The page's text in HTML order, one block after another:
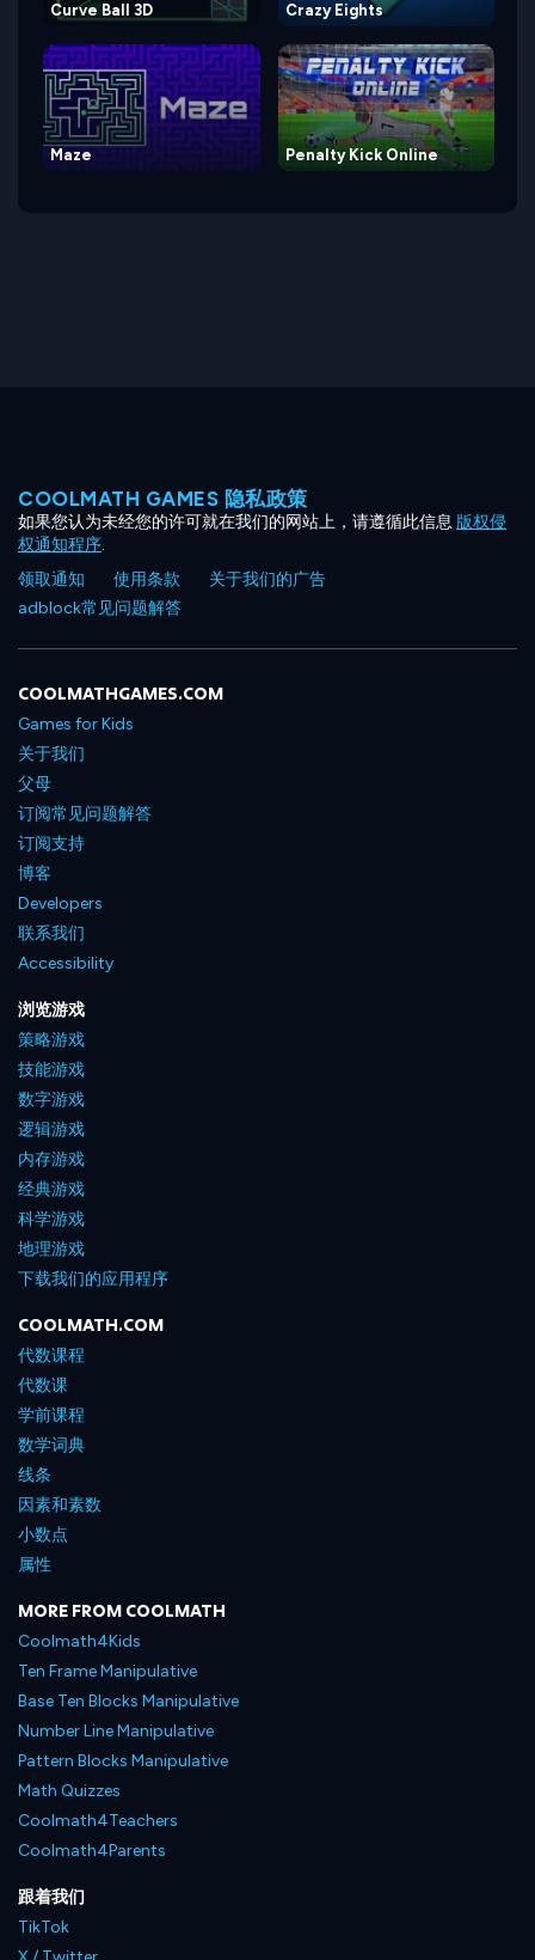
Curve Ball 3D Crazy Eights
Maze Penalty Kick Online
COOLMATH GAMES 隐私政策
如果您认为未经您的许可就在我们的网站上，请遵循此信息版权侵
权通知程序.
领取通知
使用条款
关于我们的广告
adblock常见问题解答
COOLMATHGAMES.COM
Games for Kids
关于我们
父母
订阅常见问题解答
订阅支持
博客
Developers
联系我们
Accessibility
浏览游戏
策略游戏
技能游戏
数字游戏
逻辑游戏
内存游戏
经典游戏
科学游戏
地理游戏
下载我们的应用程序
COOLMATH.COM
代数课程
代数课
学前课程
数学词典
线条
因素和素数
小数点
属性
MORE FROM COOLMATH
Coolmath4Kids
Ten Frame Manipulative
Base Ten Blocks Manipulative
Number Line Manipulative
Pattern Blocks Manipulative
Math Quizzes
Coolmath4Teachers
Coolmath4Parents
跟着我们
TikTok